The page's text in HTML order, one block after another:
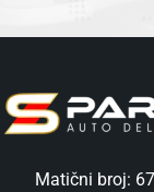
Matični broj: